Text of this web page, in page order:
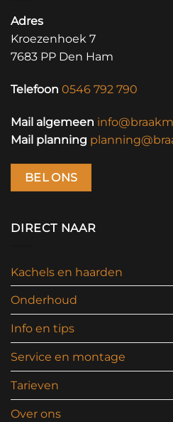
Adres
Kroezenhoek 7
7683 PP Den Ham
Telefoon 0546 792 790
Mail algemeen
Mail planning
BEL ONS
DIRECT NAAR
Kachels en haarden
Onderhoud
Info en tips
Service en montage
Tarieven
Over ons